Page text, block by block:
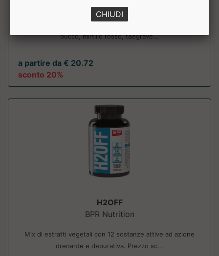
Why Nature
bucco, mirtillo rosso, t&egrave...
a partire da € 20.72
sconto 20%
H2OFF
BPR Nutrition
Mix di estratti vegetali con 12 sostanze attive ad azione
drenante e depurativa. Prezzo sc...
CHIUDI